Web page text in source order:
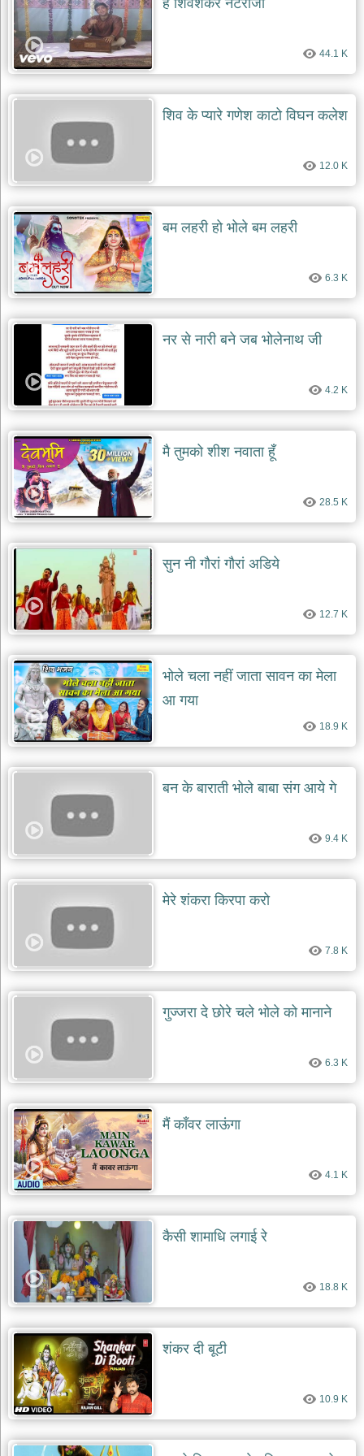
दयाल
भजन
bawa
lal
dayal
bhajans
शनि
shani
dev
bhajans
का
भजन
bhajan
of
the
day
भजन
जोड़ें
bhajans
हे शिवशंकर नटराजा
44.1 K
शिव के प्यारे गणेश काटो विघन कलेश
12.0 K
बम लहरी हो भोले बम लहरी
6.3 K
नर से नारी बने जब भोलेनाथ जी
4.2 K
मै तुमको शीश नवाता हूँ
28.5 K
सुन नी गौरां गौरां अडिये
12.7 K
भोले चला नहीं जाता सावन का मेला
आ गया
18.9 K
बन के बाराती भोले बाबा संग आये गे
9.4 K
मेरे शंकरा किरपा करो
7.8 K
गुज्जरा दे छोरे चले भोले को मानाने
6.3 K
मैं काँवर लाऊंगा
4.1 K
कैसी शामाधि लगाई रे
18.8 K
शंकर दी बूटी
10.9 K